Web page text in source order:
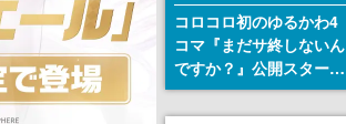
コロコロ初のゆるかわ4
コマ『まだサ終しないん
ですか？』公開スター
ト。主人公は新入社員の
侘石ダイヤ、ゲーム会社